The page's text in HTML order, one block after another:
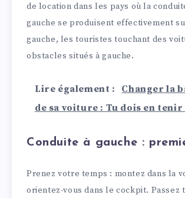
de location dans les pays où la
gauche se produisent effectivement
gauche, les touristes touchant des
obstacles situés à gauche.
Lire également :
Changer la
de sa voiture : Tu dois en
Conduite à gauche :
Prenez votre temps : montez dans la
orientez-vous dans le cockpit. Passez